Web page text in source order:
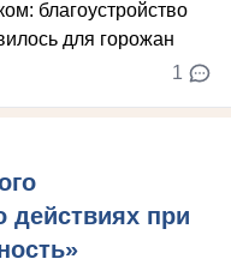
1
действиях при